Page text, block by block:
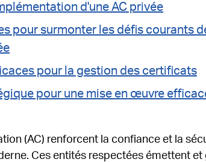
d'une AC privée
pour surmonter les défis courants
pour la gestion des certificats
pour une mise en œuvre
(AC) renforcent la confiance et la
Ces entités respectées émettent et